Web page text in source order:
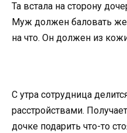
Та встала на сторону
Муж должен баловать
на что. Он должен из
С утра сотрудница
расстройствами.
дочке подарить что-то